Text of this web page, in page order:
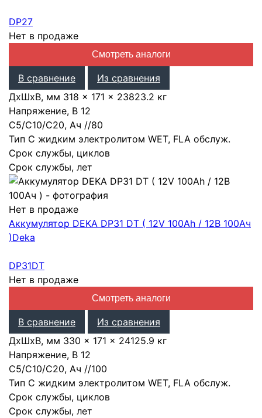
DP27
Нет в продаже
Смотреть аналоги
В сравнение
Из сравнения
ДхШхВ, мм 318 × 171 × 23823.2 кг
Напряжение, В 12
С5/С10/С20, Ач //80
Тип С жидким электролитом WET, FLA обслуж.
Срок службы, циклов
Срок службы, лет
Нет в продаже
Аккумулятор DEKA DP31 DT ( 12V 100Ah / 12В 100Ач
)Deka
DP31DT
Нет в продаже
Смотреть аналоги
В сравнение
Из сравнения
ДхШхВ, мм 330 × 171 × 24125.9 кг
Напряжение, В 12
С5/С10/С20, Ач //100
Тип С жидким электролитом WET, FLA обслуж.
Срок службы, циклов
Срок службы, лет